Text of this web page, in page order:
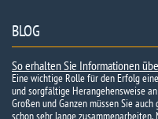
BLOG
So erhalten Sie Informationen
Eine wichtige Rolle für den Erfolg
und sorgfältige Herangehensweise
Großen und Ganzen müssen Sie
schon sehr lange